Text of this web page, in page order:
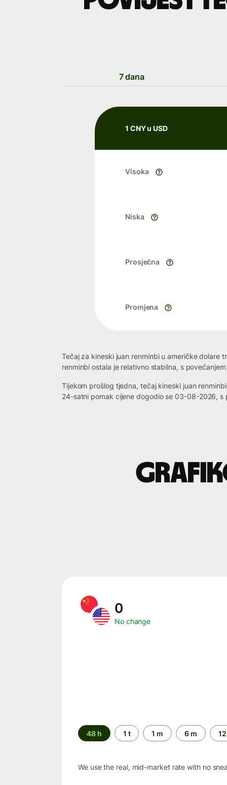
7 dana
1 CNY u USD
Visoka
Niska
Prosječna
Promjena
Tečaj za kineski juan renminbi u američke dolare
renminbi ostala je relativno stabilna, s
Tijekom prošlog tjedna, tečaj kineski juan
24-satni pomak cijene dogodio se 03-08-2026,
0
No change
Time
period
48 h 1 t 1 m 6 m
We use the real, mid-market rate with no